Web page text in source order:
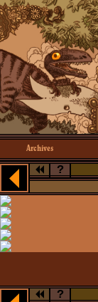
Archives
?
?